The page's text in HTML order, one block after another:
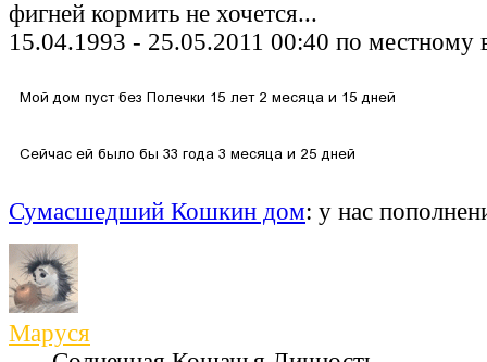
фигней кормить не хочется...
15.04.1993 - 25.05.2011 00:40 по местному
Сумасшедший Кошкин дом: у нас
Маруся